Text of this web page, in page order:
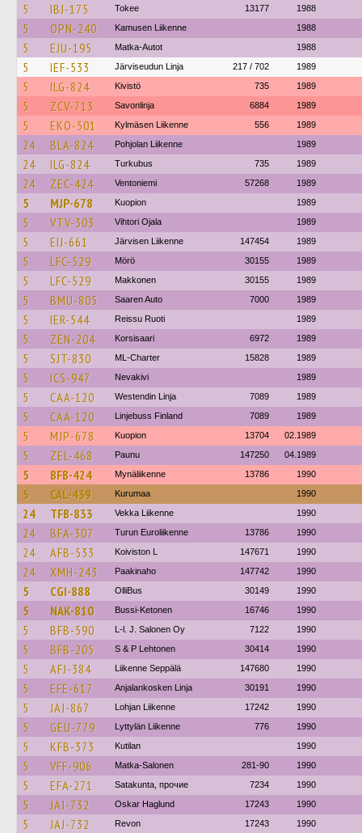
5 IBJ-175 Tokee 13177 1988
5 OPN-240 Kamusen Liikenne 1988
5 EJU-195 Matka-Autot 1988
5 IEF-533 Järviseudun Linja 217 / 702 1989
5 ILG-824 Kivistö 735 1989
5 ZCV-713 Savonlinja 6884 1989
5 EKO-501 Kylmäsen Liikenne 556 1989
24 BLA-824 Pohjolan Liikenne 1989
24 ILG-824 Turkubus 735 1989
24 ZEC-424 Ventoniemi 57268 1989
5 MJP-678 Kuopion 1989
5 VTV-303 Vihtori Ojala 1989
5 EIJ-661 Järvisen Liikenne 147454 1989
5 LFC-529 Mörö 30155 1989
5 LFC-529 Makkonen 30155 1989
5 BMU-805 Saaren Auto 7000 1989
5 IER-544 Reissu Ruoti 1989
5 ZEN-204 Korsisaari 6972 1989
5 SJT-830 ML-Charter 15828 1989
5 ICS-947 Nevakivi 1989
5 CAA-120 Westendin Linja 7089 1989
5 CAA-120 Linjebuss Finland 7089 1989
5 MJP-678 Kuopion 13704 02.1989
5 ZEL-468 Paunu 147250 04.1989
5 BFB-424 Mynäliikenne 13786 1990
5 CAL-439 Kurumaa 1990
24 TFB-833 Vekka Liikenne 1990
24 BFA-307 Turun Euroliikenne 13786 1990
24 AFB-533 Koiviston L 147671 1990
24 XMH-243 Paakinaho 147742 1990
5 CGI-888 OlliBus 30149 1990
5 NAK-810 Bussi-Ketonen 16746 1990
5 BFB-590 L-l. J. Salonen Oy 7122 1990
5 BFB-205 S & P Lehtonen 30414 1990
5 AFJ-384 Liikenne Seppälä 147680 1990
5 EFE-617 Anjalankosken Linja 30191 1990
5 JAJ-867 Lohjan Liikenne 17242 1990
5 GEU-779 Lyttylän Liikenne 776 1990
5 KFB-373 Kutilan 1990
5 VFF-906 Matka-Salonen 281-90 1990
5 EFA-271 Satakunta, прочие 7234 1990
5 JAJ-732 Oskar Haglund 17243 1990
5 JAJ-732 Revon 17243 1990